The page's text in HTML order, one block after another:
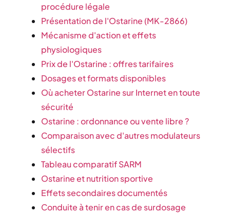
procédure légale
Présentation de l'Ostarine (MK-2866)
Mécanisme d'action et effets
physiologiques
Prix de l'Ostarine : offres tarifaires
Dosages et formats disponibles
Où acheter Ostarine sur Internet en toute
sécurité
Ostarine : ordonnance ou vente libre ?
Comparaison avec d'autres modulateurs
sélectifs
Tableau comparatif SARM
Ostarine et nutrition sportive
Effets secondaires documentés
Conduite à tenir en cas de surdosage